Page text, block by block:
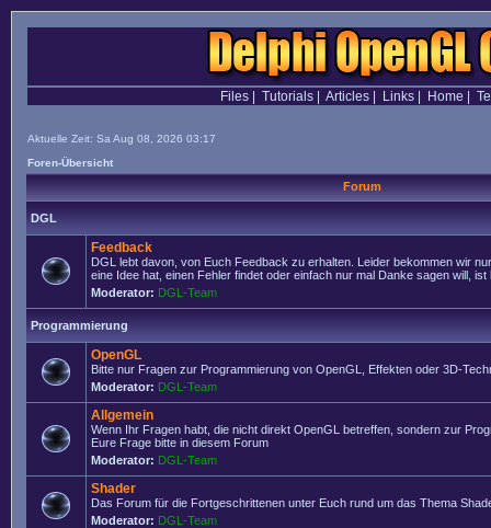
Files| Tutorials| Articles| Links| Home
Aktuelle Zeit: Sa Aug 08, 2026 03:17
Foren-Übersicht
Forum
DGL
Feedback
DGL lebt davon, von Euch Feedback zu erhalten. Leider bekommen wir
eine Idee hat, einen Fehler findet oder einfach nur mal Danke sagen will, ist
Moderator: DGL-Team
Programmierung
OpenGL
Bitte nur Fragen zur Programmierung von OpenGL, Effekten oder 3D-
Moderator: DGL-Team
Allgemein
Wenn Ihr Fragen habt, die nicht direkt OpenGL betreffen, sondern zur
Eure Frage bitte in diesem Forum
Moderator: DGL-Team
Shader
Das Forum für die Fortgeschrittenen unter Euch rund um das Thema
Moderator: DGL-Team